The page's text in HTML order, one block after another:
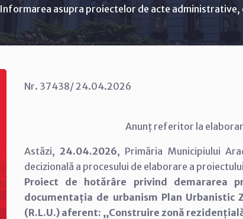
Informarea asupra proiectelor de acte
Nr. 37438/ 24.04.2026
Anunț referitor la
Astăzi,24.04.2026, Primăria Municipiului
decizională a procesului de elaborare a
Proiect de hotărâre privind demararea
documentația de urbanism Plan Urbanistic
(R.L.U.) aferent: ,,Construire zonă